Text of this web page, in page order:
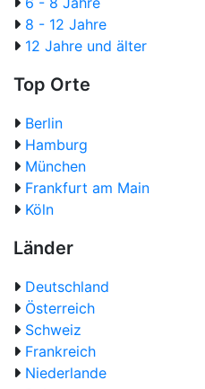
8 - 12 Jahre
12 Jahre und älter
Top Orte
Berlin
Hamburg
München
Frankfurt am Main
Köln
Länder
Deutschland
Österreich
Schweiz
Frankreich
Niederlande